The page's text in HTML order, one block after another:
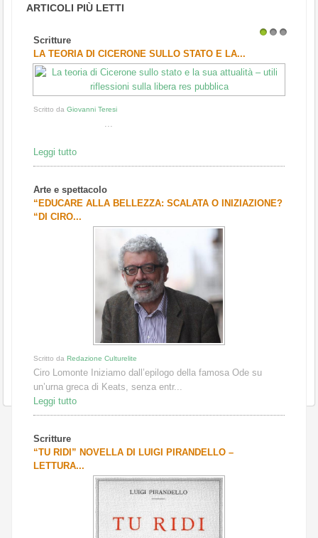
ARTICOLI PIÙ LETTI
Scritture
LA TEORIA DI CICERONE SULLO STATO E LA...
Scritto da Giovanni Teresi
...
Leggi tutto
Arte e spettacolo
“EDUCARE ALLA BELLEZZA: SCALATA O INIZIAZIONE?
“DI CIRO...
Scritto da Redazione Culturelite
Ciro Lomonte Iniziamo dall’epilogo della famosa Ode su
un’urna greca di Keats, senza entr...
Leggi tutto
Scritture
“TU RIDI” NOVELLA DI LUIGI PIRANDELLO –
LETTURA...